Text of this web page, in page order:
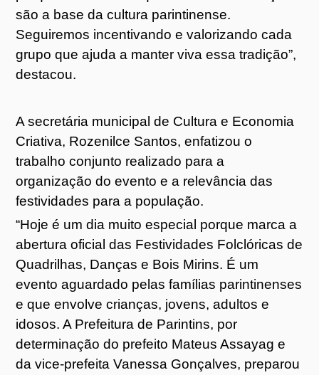
são a base da cultura parintinense.
Seguiremos incentivando e valorizando cada
grupo que ajuda a manter viva essa tradição”,
destacou.
A secretária municipal de Cultura e Economia
Criativa, Rozenilce Santos, enfatizou o
trabalho conjunto realizado para a
organização do evento e a relevância das
festividades para a população.
“Hoje é um dia muito especial porque marca a
abertura oficial das Festividades Folclóricas de
Quadrilhas, Danças e Bois Mirins. É um
evento aguardado pelas famílias parintinenses
e que envolve crianças, jovens, adultos e
idosos. A Prefeitura de Parintins, por
determinação do prefeito Mateus Assayag e
da vice-prefeita Vanessa Gonçalves, preparou